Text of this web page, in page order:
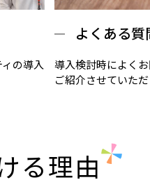
の導入
よくある質
導入検討時によく
ご紹介させていただ
る理由